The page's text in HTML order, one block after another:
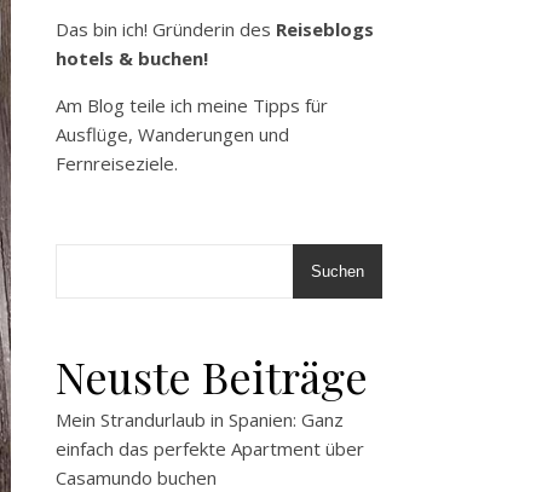
Das bin ich! Gründerin des Reiseblogs
hotels & buchen!
Am Blog teile ich meine Tipps für
Ausflüge, Wanderungen und
Fernreiseziele.
Suchen
Neuste Beiträge
Mein Strandurlaub in Spanien: Ganz
einfach das perfekte Apartment über
Casamundo buchen